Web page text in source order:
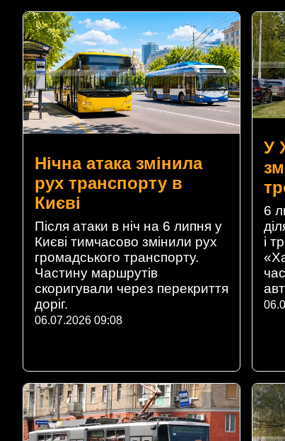
Нічна атака змінила
рух транспорту в
Києві
Після атаки в ніч на 6 липня у
Києві тимчасово змінили рух
громадського транспорту.
Частину маршрутів
скоригували через перекриття
доріг.
06.07.2026 09:08
У
6
і